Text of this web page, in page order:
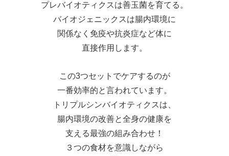
プレバイオティクスは善玉菌を育てる。
バイオジェニックスは腸内環境に
関係なく免疫や抗炎症など体に
直接作用します。
この3つセットでケアするのが
一番効率的と言われています。
トリプルシンバイオティクスは、
腸内環境の改善と全身の健康を
支える最強の組み合わせ！
３つの食材を意識しながら